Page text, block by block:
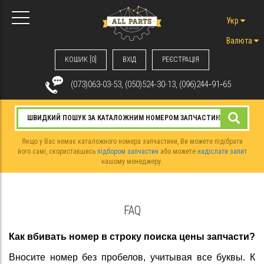
КОШИК [0] ВХIД РЕЄСТРАЦІЯ
Укр
Валюта
(073)063-03-53, (050)524-30-13, (096)244‑91‑65
Якщо у Вас немає каталожного номера запчастини, Ви можете підібрати
його самі, скориставшись підбором запчастин або можете надіслати запит
нашому менеджеру.
FAQ
Как вбивать номер в строку поиска цены запчасти?
Вносите номер без пробелов, учитывая все буквы. К